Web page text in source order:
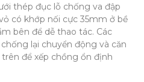
thép đục lỗ chống va đập
có khớp nối cực 35mm ở bề
bên để dễ thao tác. Các
lại chuyển động và căn
để xếp chồng ổn định